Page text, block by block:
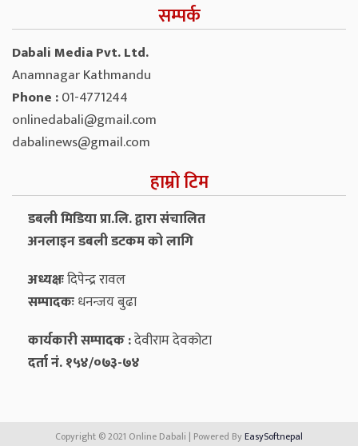
सम्पर्क
Dabali Media Pvt. Ltd.
Anamnagar Kathmandu
Phone :01-4771244
onlinedabali@gmail.com
dabalinews@gmail.com
हाम्रो टिम
डबली मिडिया प्रा.लि. द्वारा संचालित
अनलाइन डबली डटकम को लागि
अध्यक्षःदिपेन्द्र रावल
सम्पादकःधनन्‍जय बुढा
कार्यकारी सम्पादक :देवीराम देवकोटा
दर्ता नं. १५४/०७३-७४
Copyright © 2021 Online Dabali | Powered ByEasySoftnepal